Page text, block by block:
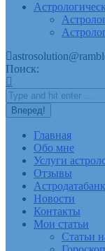
Поиск:
Главная
Обо мне
Услуги
Отзывы
Астродатабанк
Новости
Контакты
Мои статьи
Статьи